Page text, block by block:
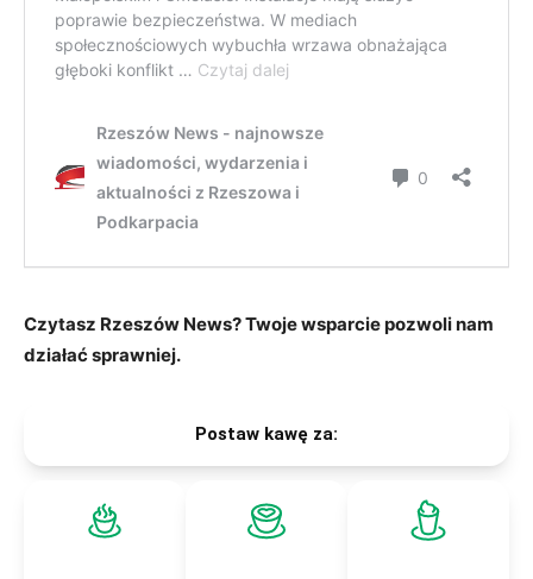
Czytasz Rzeszów News? Twoje wsparcie pozwoli nam
działać sprawniej.
Postaw kawę za: